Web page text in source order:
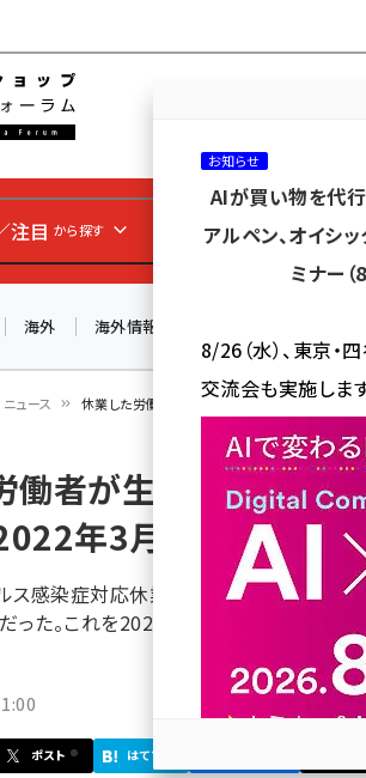
注目 から探す カテゴリ／種別 か
海外 海外情報
ニュース 休業した労働者が生活資金を直接申請できる「
働者が生活資金を直接
年3月まで延長
ス感染症対応休業支援金・給付金」（休
った。これを2022年3月末まで延長する
ポスト はてブ
お知らせ
AIが買い物を代行
アルペン、オイシ
ミナー
8/26（水）、東京・
交流会も実施しま